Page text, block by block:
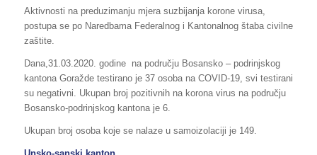
Aktivnosti na preduzimanju mjera suzbijanja korone virusa,
postupa se po Naredbama Federalnog i Kantonalnog štaba civilne
zaštite.
Dana,31.03.2020. godine na području Bosansko – podrinjskog
kantona Goražde testirano je 37 osoba na COVID-19, svi testirani
su negativni. Ukupan broj pozitivnih na korona virus na području
Bosansko-podrinjskog kantona je 6.
Ukupan broj osoba koje se nalaze u samoizolaciji je 149.